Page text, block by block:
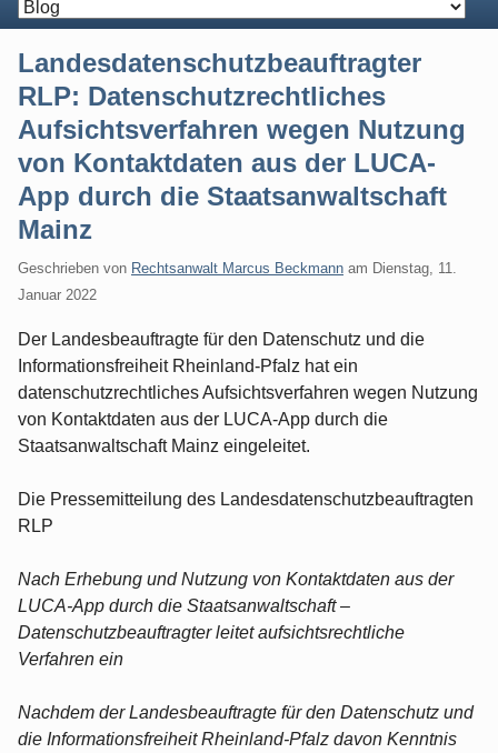
Landesdatenschutzbeauftragter
RLP: Datenschutzrechtliches
Aufsichtsverfahren wegen Nutzung
von Kontaktdaten aus der LUCA-
App durch die Staatsanwaltschaft
Mainz
Geschrieben von Rechtsanwalt Marcus Beckmann am Dienstag, 11.
Januar 2022
Der Landesbeauftragte für den Datenschutz und die
Informationsfreiheit Rheinland-Pfalz hat ein
datenschutzrechtliches Aufsichtsverfahren wegen Nutzung
von Kontaktdaten aus der LUCA-App durch die
Staatsanwaltschaft Mainz eingeleitet.
Die Pressemitteilung des Landesdatenschutzbeauftragten
RLP
Nach Erhebung und Nutzung von Kontaktdaten aus der
LUCA-App durch die Staatsanwaltschaft –
Datenschutzbeauftragter leitet aufsichtsrechtliche
Verfahren ein
Nachdem der Landesbeauftragte für den Datenschutz und
die Informationsfreiheit Rheinland-Pfalz davon Kenntnis